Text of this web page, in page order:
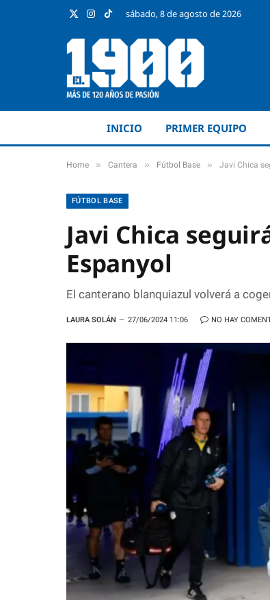
X
Instagram
TikToksábado, 8 de agosto de 2026
INICIO PRIMER EQUIPO
Home » Cantera » Fútbol Base » Javi Chica
FÚTBOL BASE
Javi Chica
Espanyol
El canterano blanquiazul volverá a
LAURA SOLÁN 27/06/2024 11:06 NO HAY